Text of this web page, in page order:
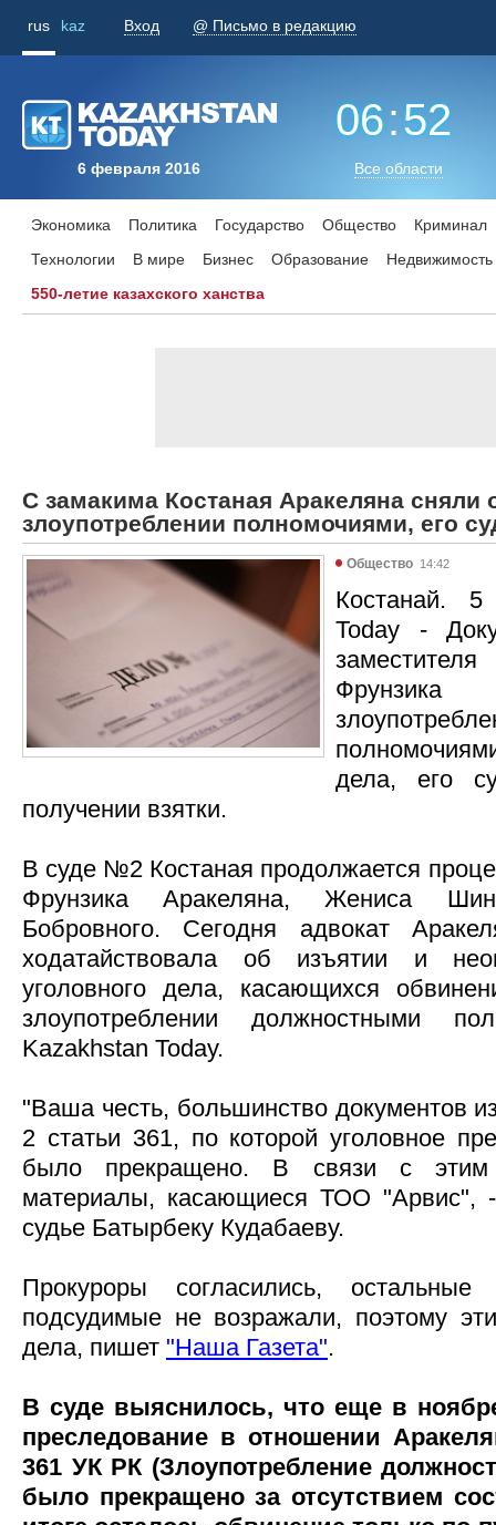
rus kaz Вход @ Письмо в редакцию
6 февраля 2016
06:52
Все области
Экономика Политика Государство Общество
Криминал
Технологии
В мире Бизнес Образование
Недвижимость
550-летие казахского ханства
С замакима Костаная Аракеляна сняли
злоупотреблении полномочиями, его
Общество 14:42
Костанай.
Today -
дела, его
получении взятки.
В суде №2 Костаная продолжается
Фрунзика Аракеляна, Жениса
Бобровного. Сегодня адвокат
ходатайствовала об изъятии и
уголовного дела, касающихся
злоупотреблении должностными
Kazakhstan Today.
"Ваша честь, большинство документов
2 статьи 361, по которой уголовное
было прекращено. В связи с
материалы, касающиеся ТОО "Арвис", -
судье Батырбеку Кудабаеву.
Прокуроры согласились,
подсудимые не возражали, поэтому
дела, пишет "Наша Газета".
В суде выяснилось, что еще в
преследование в отношении
361 УК РК (Злоупотребление
было прекращено за отсутствием